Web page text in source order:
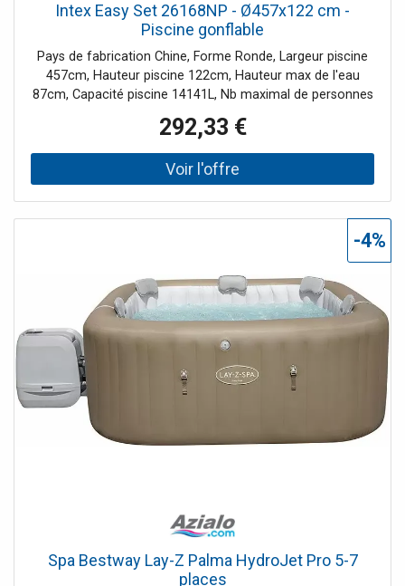
Intex Easy Set 26168NP - Ø457x122 cm -
Piscine gonflable
Pays de fabrication Chine, Forme Ronde, Largeur piscine
457cm, Hauteur piscine 122cm, Hauteur max de l'eau
87cm, Capacité piscine 14141L, Nb maximal de personnes
9-10, Couleur piscine Bleue, Débit horaire max pompe
3785L/h, Filtre À cartouche, Bâche de protection Incluse,
Tapis de sol Inclus, Échelle Incluse
292,33 €
Spa Bestway Lay-Z Palma HydroJet Pro 5-7
places
-4%